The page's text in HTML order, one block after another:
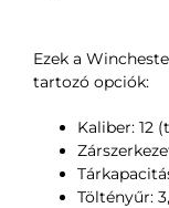
Ezek a
tartozó opciók:
Kaliber: 12
Töltényűr: